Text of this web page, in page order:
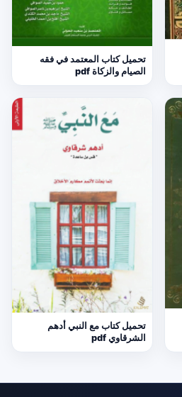
تحميل كتاب المعتمد في فقه
الصيام والزكاة pdf
تحميل كتاب مع النبي أدهم
الشرقاوي pdf